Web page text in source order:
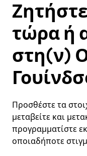
τώρα ή
στη(ν)
Προσθέστε τα
μεταβείτε και
προγραμματίστε
οποιαδήποτε